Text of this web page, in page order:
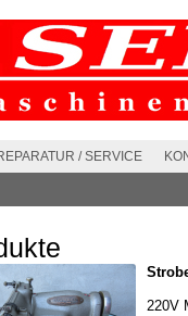
/ SERVICE
220V